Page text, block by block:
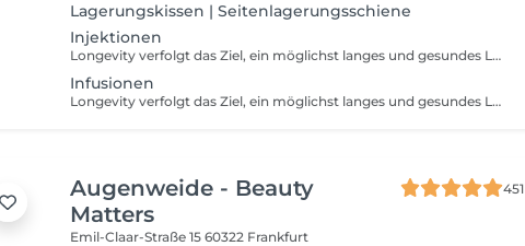
Lagerungskissen | Seitenlagerungsschiene
Injektionen
Longevity verfolgt das Ziel, ein möglichst langes und gesundes Leben zu führen. Denn wer früh die Grundlagen schafft, profitiert noch im Alter davon. ´ Für einen spürbaren Effekt empfehlen wir, die Injektionen mindestens einmal pro Woche über einen Zeitraum von vier Wochen anzuwenden. Gezielte Mikronährstoff-Injektionen zur ergänzenden Unterstützung deiner Gesundheit In unserer Praxis bieten wir verschiedene Injektionen an, die dazu beitragen können, das allgemeine Wohlbefinden zu fördern individuell abgestimmt auf deine Bedürfnisse. NAD-Injektion kann die Zellregeneration, mentale Klarheit und Leistungsfähigkeit unterstützen Glutathion-Injektion kann antioxidativ wirken und die körpereigene Entgiftung fördern Vitamin-B12-Complex-Injektion kann zur Unterstützung des Energiestoffwechsels, des Nervensystems und bei Erschöpfung hilfreich sein Die Auswahl der passenden Injektion erfolgt nach individueller Beratung und deinem aktuellen Bedarf. Bei Fragen oder Interesse an einem persönlichen Termin melde dich gerne bei uns.
Infusionen
Longevity verfolgt das Ziel, ein möglichst langes und gesundes Leben zu führen. Denn wer früh die Grundlagen schafft, profitiert noch im Alter davon. Zur ergänzenden Unterstützung deiner Gesundheit bieten wir verschiedene Infusionen an, die dabei helfen können, das allgemeine Wohlbefinden zu fördern individuell abgestimmt auf deine Bedürfnisse. NAD-Infusion kann zur Förderung der Zellregeneration, mentalen Klarheit und Leistungsfähigkeit beitragen ATP-Infusion kann den Energiehaushalt auf Zellebene unterstützen und die körperliche Belastbarkeit verbessern Vitamin-C-Hochdosisinfusion zur begleitenden Unterstützung des Immunsystems und antioxidativem Schutz Relax Drip kann bei innerer Unruhe, Erschöpfung und Stressbelastung wohltuend wirken Beauty Drip zur Unterstützung von Haut, Bindegewebe und Zellschutz für eine gepflegte Ausstrahlung von innen heraus Glutathion-Infusion kann antioxidativ wirken und die körpereigene Entgiftung fördern Die Auswahl der passenden Infusion erfolgt nach individueller Beratung und Bedarf. Bei Fragen oder Interesse an einem persönlichen Beratungstermin melde dich gerne bei uns.
Augenweide - Beauty
Matters
451
Emil-Claar-Straße 1560322 Frankfurt